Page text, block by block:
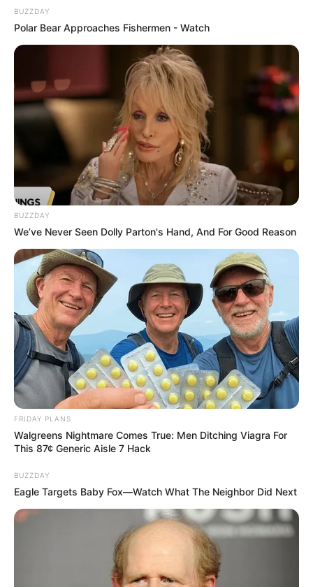
L’avis de Nouveautés-
Télé : notre critique Ici
tout commence du 30
juin 2026 avec
l’épisode 1469
Notre avis
BUZZDAY
Polar Bear Approaches Fishermen - Watch
BUZZDAY
We’ve Never Seen Dolly Parton's Hand, And For Good Reason
FRIDAY PLANS
Walgreens Nightmare Comes True: Men Ditching Viagra For
This 87¢ Generic Aisle 7 Hack
BUZZDAY
Eagle Targets Baby Fox—Watch What The Neighbor Did Next